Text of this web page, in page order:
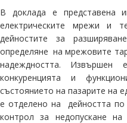
В доклада е представена
електрическите мрежи и
дейностите за
определяне на мрежовите
надеждността.
конкуренцията и
състоянието на пазарите на
е отделено на дейността
контрол за недопускане